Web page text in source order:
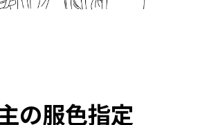
の服色指定